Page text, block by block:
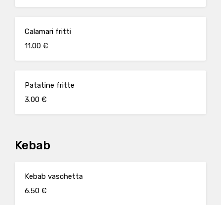
Calamari fritti
11.00 €
Patatine fritte
3.00 €
Kebab
Kebab vaschetta
6.50 €